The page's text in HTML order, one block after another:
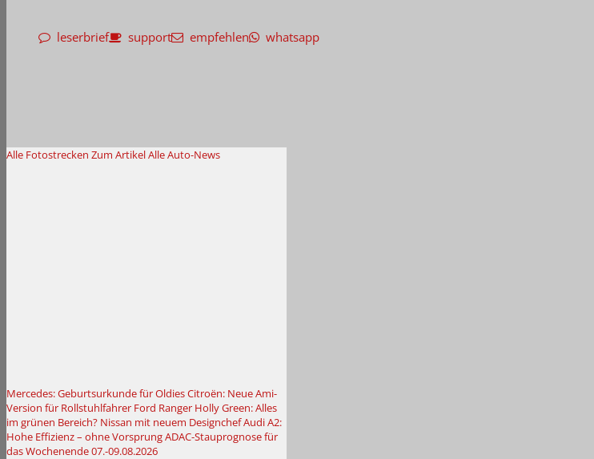
leserbrief support empfehlen whatsapp
Alle Fotostrecken Zum ArtikelAlle Auto-News
Mercedes: Geburtsurkunde für OldiesCitroën: Neue Ami-
Version für Rollstuhlfahrer Ford Ranger Holly Green: Alles
im grünen Bereich? Nissan mit neuem DesignchefAudi A2:
Hohe Effizienz – ohne VorsprungADAC-Stauprognose für
das Wochenende 07.-09.08.2026